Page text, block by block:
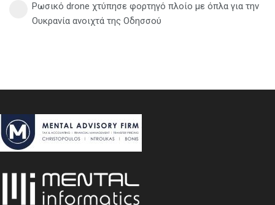
Ρωσικό drone χτύπησε φορτηγό πλοίο με όπλα για την
Ουκρανία ανοιχτά της Οδησσού